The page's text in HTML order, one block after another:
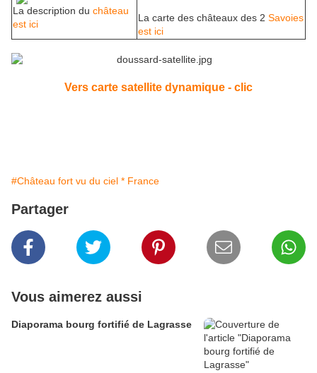
La description du château
est ici
La carte des châteaux des 2 Savoies
est ici
Vers carte satellite dynamique - clic
#Château fort vu du ciel * France
Partager
Vous aimerez aussi
Diaporama bourg fortifié de Lagrasse